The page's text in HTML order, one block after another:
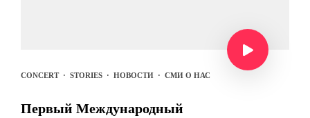
CONCERT· STORIES · НОВОСТИ · СМИ О НАС
Первый Международный